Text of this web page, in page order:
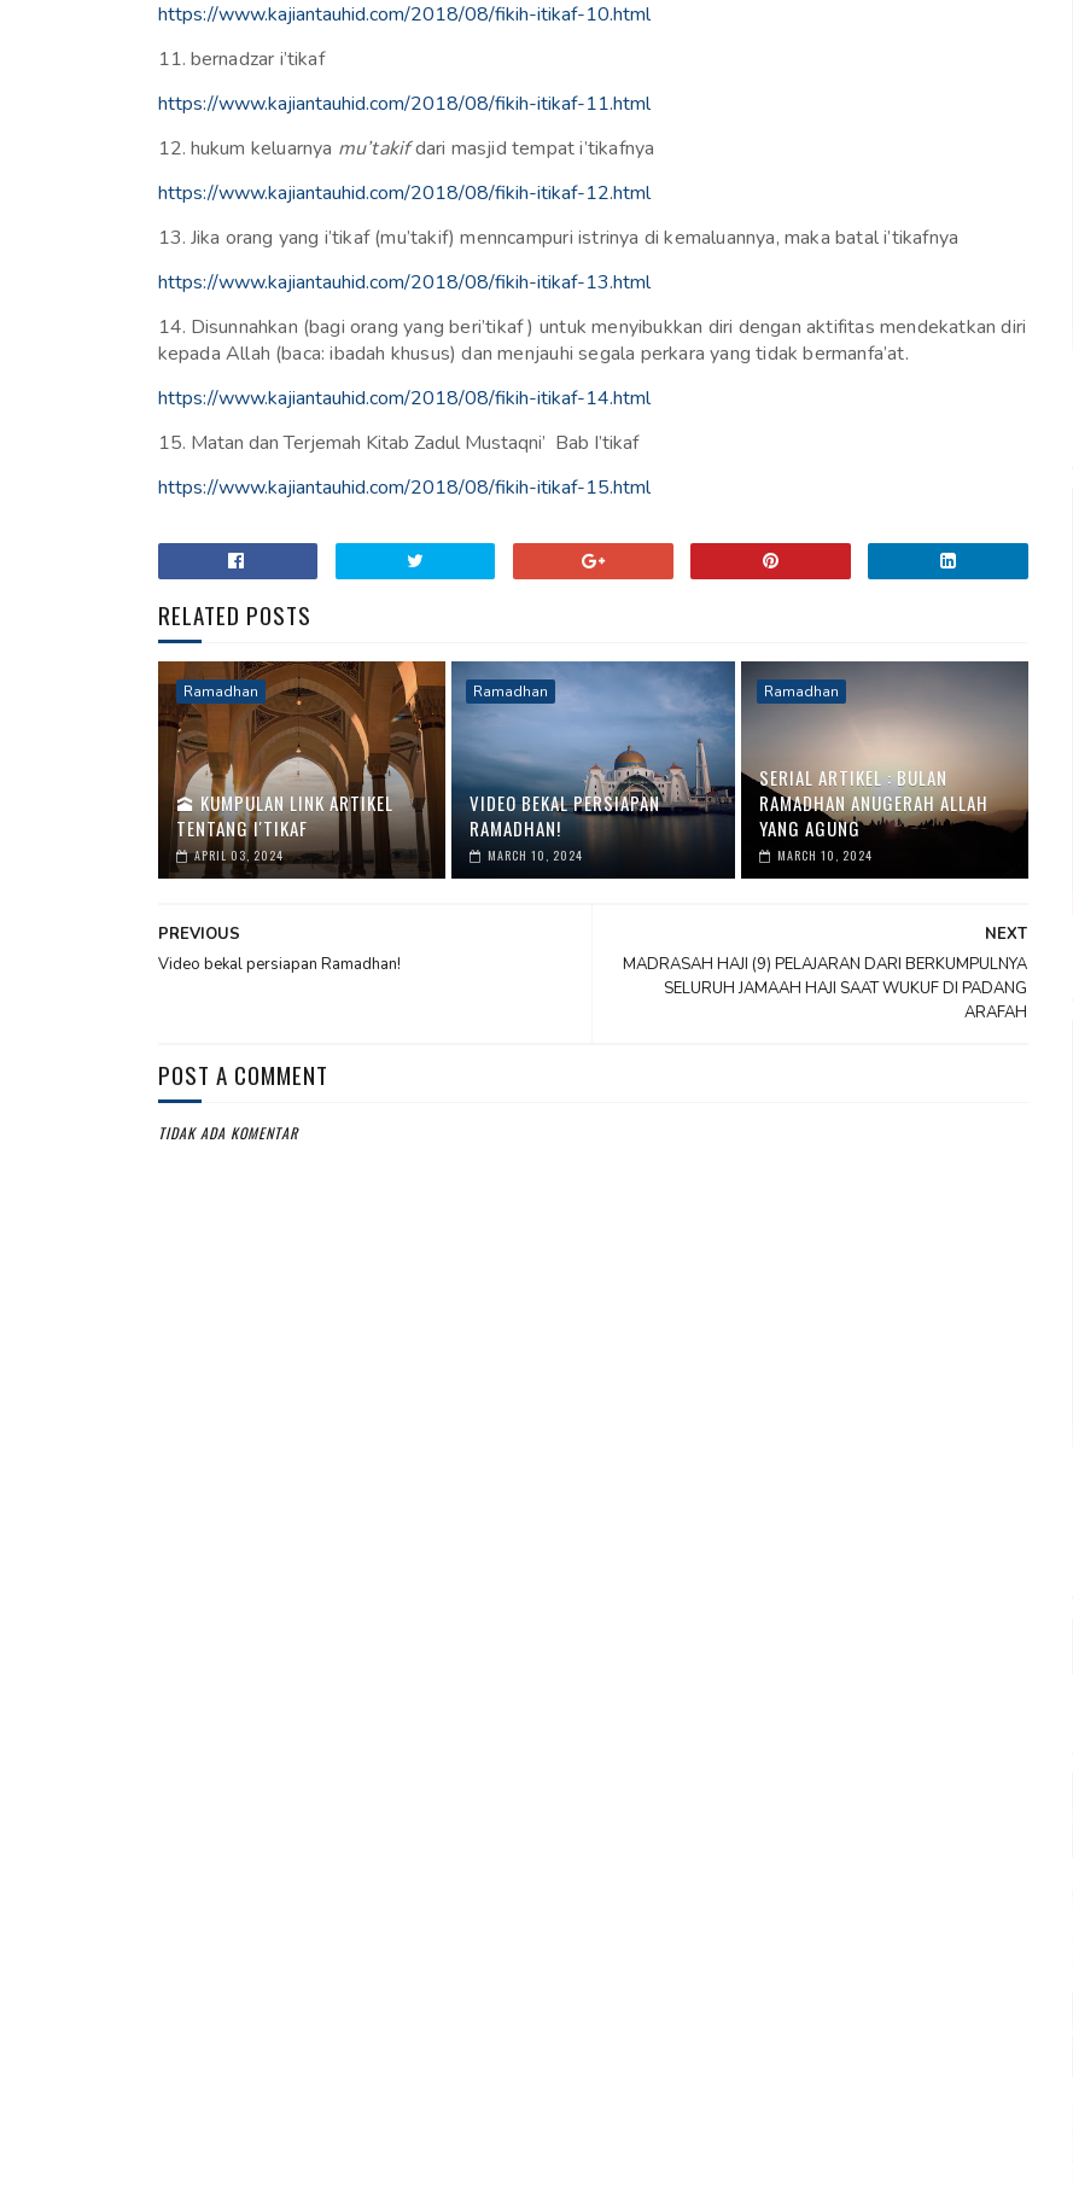
https://www.kajiantauhid.com/2018/08/fikih-itikaf-10.html
11. bernadzar i’tikaf
https://www.kajiantauhid.com/2018/08/fikih-itikaf-11.html
12. hukum keluarnya mu’takifdari masjid tempat i’tikafnya
https://www.kajiantauhid.com/2018/08/fikih-itikaf-12.html
13. Jika orang yang i’tikaf (mu’takif) menncampuri istrinya di kemaluannya, maka batal i’tikafnya
https://www.kajiantauhid.com/2018/08/fikih-itikaf-13.html
14. Disunnahkan (bagi orang yang beri’tikaf ) untuk menyibukkan diri dengan aktifitas mendekatkan diri
kepada Allah (baca: ibadah khusus) dan menjauhi segala perkara yang tidak bermanfa’at.
https://www.kajiantauhid.com/2018/08/fikih-itikaf-14.html
15. Matan dan Terjemah Kitab Zadul Mustaqni’ Bab I’tikaf
https://www.kajiantauhid.com/2018/08/fikih-itikaf-15.html
RELATED POSTS
Ramadhan
🕋 KUMPULAN LINK ARTIKEL
TENTANG I'TIKAF
APRIL 03, 2024
Ramadhan
VIDEO BEKAL PERSIAPAN
RAMADHAN!
MARCH 10, 2024
Ramadhan
SERIAL ARTIKEL : BULAN
RAMADHAN ANUGERAH ALLAH
YANG AGUNG
MARCH 10, 2024
NEXT
MADRASAH HAJI (9) PELAJARAN DARI BERKUMPULNYA
SELURUH JAMAAH HAJI SAAT WUKUF DI PADANG
ARAFAH
PREVIOUS
Video bekal persiapan Ramadhan!
POST A COMMENT
TIDAK ADA KOMENTAR